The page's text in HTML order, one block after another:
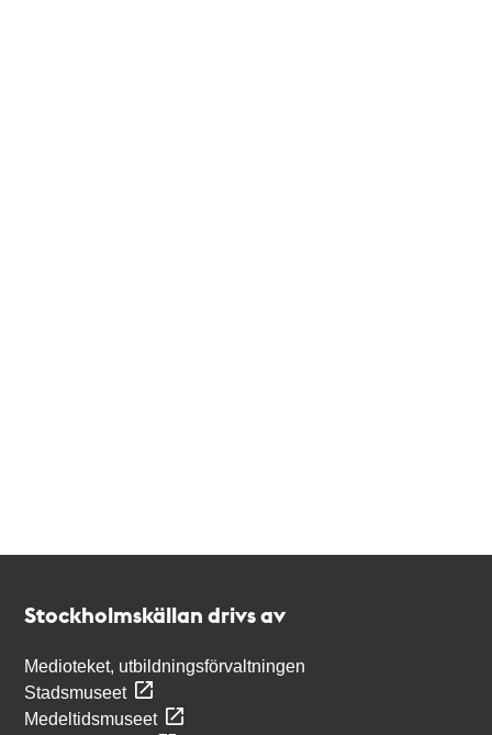
Stockholmskällan drivs av
Medioteket, utbildningsförvaltningen
Stadsmuseet
Medeltidsmuseet